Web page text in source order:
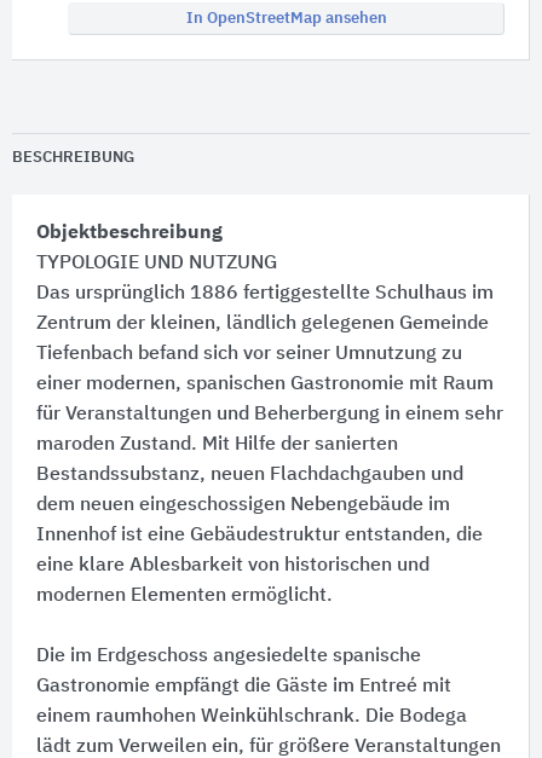
In OpenStreetMap ansehen
BESCHREIBUNG
Objektbeschreibung
TYPOLOGIE UND NUTZUNG
Das ursprünglich 1886 fertiggestellte Schulhaus im
Zentrum der kleinen, ländlich gelegenen Gemeinde
Tiefenbach befand sich vor seiner Umnutzung zu
einer modernen, spanischen Gastronomie mit Raum
für Veranstaltungen und Beherbergung in einem sehr
maroden Zustand. Mit Hilfe der sanierten
Bestandssubstanz, neuen Flachdachgauben und
dem neuen eingeschossigen Nebengebäude im
Innenhof ist eine Gebäudestruktur entstanden, die
eine klare Ablesbarkeit von historischen und
modernen Elementen ermöglicht.
Die im Erdgeschoss angesiedelte spanische
Gastronomie empfängt die Gäste im Entreé mit
einem raumhohen Weinkühlschrank. Die Bodega
lädt zum Verweilen ein, für größere Veranstaltungen